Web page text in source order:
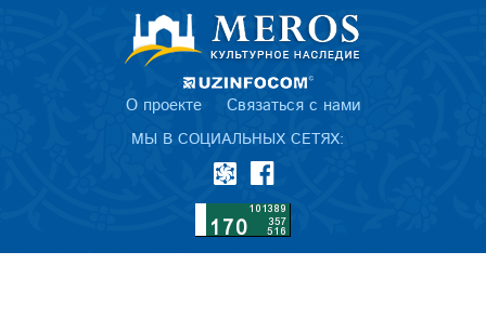
О проекте Связаться с нами
МЫ В СОЦИАЛЬНЫХ СЕТЯХ: